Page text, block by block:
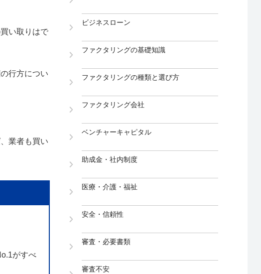
い取りはで
行方につい
業者も買い
がすべ
ビジネスローン
ファクタリングの基礎知識
ファクタリングの種類と選び方
ファクタリング会社
ベンチャーキャピタル
助成金・社内制度
医療・介護・福祉
安全・信頼性
審査・必要書類
審査不安